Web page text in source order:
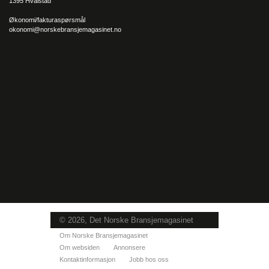
Økonomi/fakturaspørsmål
okonomi@norskebransjemagasinet.no
© 2026, Det Norske Bransjemagasinet
Om Norske Bransjemagasinet
Om websiden
Annonsere
Kontaktinformasjon
Jobb hos oss